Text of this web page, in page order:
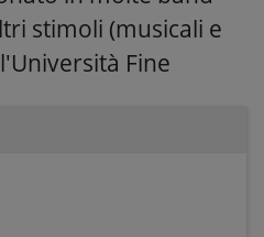
stimoli (musicali e
Fine